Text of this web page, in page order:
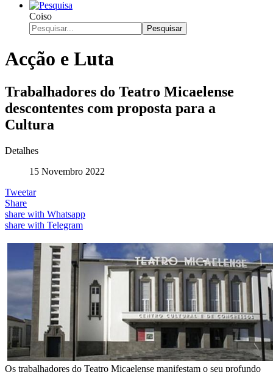
Coiso
Pesquisar
Acção e Luta
Trabalhadores do Teatro Micaelense
descontentes com proposta para a
Cultura
Detalhes
15 Novembro 2022
Tweetar
Share
share with Whatsapp
share with Telegram
Os trabalhadores do Teatro Micaelense manifestam o seu profundo